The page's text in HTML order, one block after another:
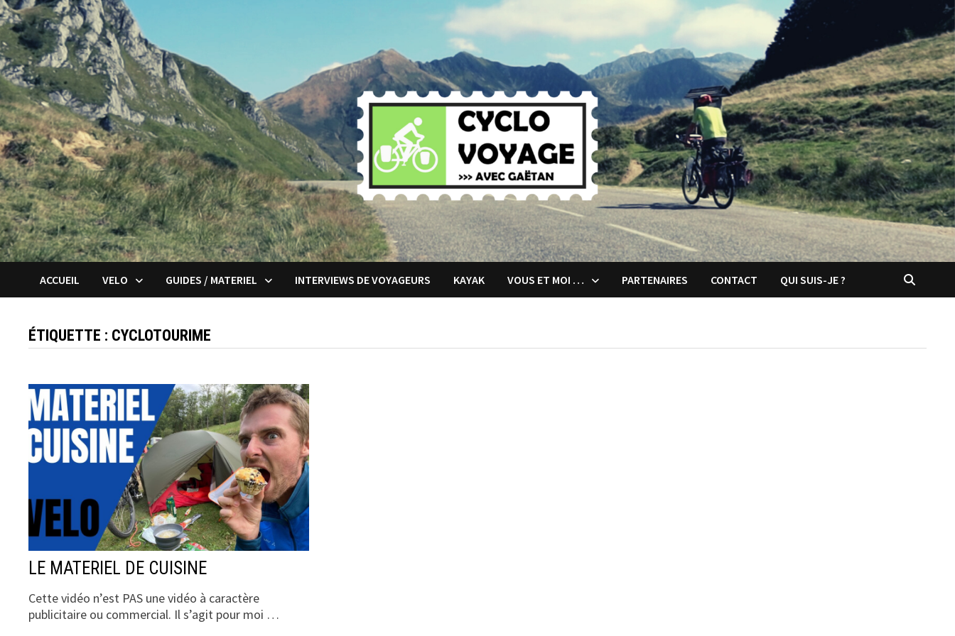
Passer
au
contenu
ACCUEIL VELO GUIDES / MATERIEL INTERVIEWS DE VOYAGEURS KAYAK VOUS ET MOI … PARTENAIRES CONTACT QUI SUIS-JE ?
ÉTIQUETTE : CYCLOTOURIME
LE MATERIEL DE CUISINE
Cette vidéo n’est PAS une vidéo à caractère
publicitaire ou commercial. Il s’agit pour moi …